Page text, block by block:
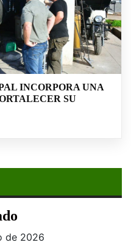
INCORPORA UNA
SU
de 2026